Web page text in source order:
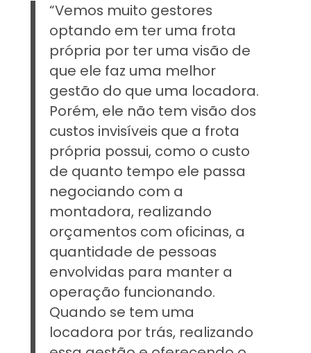
“Vemos muito gestores
optando em ter uma frota
própria por ter uma visão de
que ele faz uma melhor
gestão do que uma locadora.
Porém, ele não tem visão dos
custos invisíveis que a frota
própria possui, como o custo
de quanto tempo ele passa
negociando com a
montadora, realizando
orçamentos com oficinas, a
quantidade de pessoas
envolvidas para manter a
operação funcionando.
Quando se tem uma
locadora por trás, realizando